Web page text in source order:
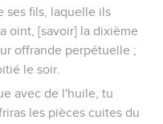
ses fils, laquelle ils
oint, [savoir] la dixième
offrande perpétuelle ;
le soir.
avec de l'huile, tu
les pièces cuites du